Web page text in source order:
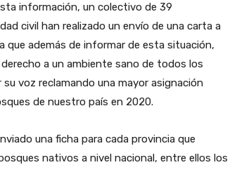
información, un colectivo de 39
civil han realizado un envío de una carta a
que además de informar de esta situación,
a un ambiente sano de todos los
voz reclamando una mayor asignación
de nuestro país en 2020.
una ficha para cada provincia que
nativos a nivel nacional, entre ellos los